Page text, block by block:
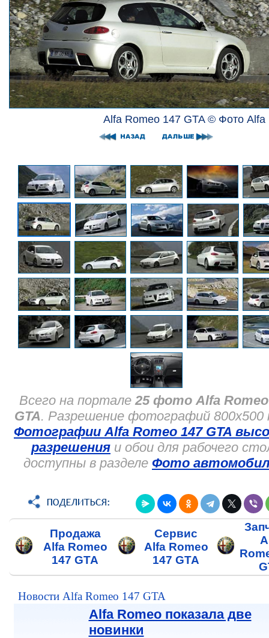
Alfa Romeo 147 GTA © Фото Alfa
Всего на портале 25 фото Alfa Romeo
GTA. Разрешение фотографий 800x500
Фотографии Alfa Romeo 147 GTA
разрешения и обои для рабочего
доступны в разделе Фото
Продажа
Alfa Romeo
147 GTA
Сервис
Alfa Romeo
147 GTA
Новости Alfa Romeo 147 GTA
Alfa Romeo показала две
новинки